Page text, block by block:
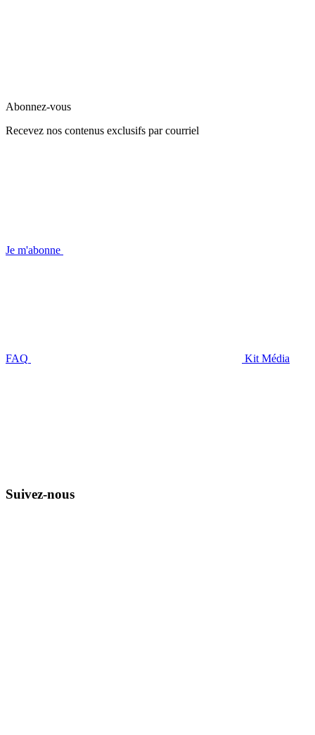
Abonnez-vous
Recevez nos contenus exclusifs par courriel
Je m'abonne
FAQ Kit Média
Suivez-nous